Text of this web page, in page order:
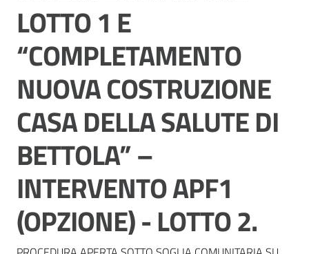
Strutture
territorio
Studiare
a
Piacenza
Costruiamo
Salute
LOTTO 1 E
“COMPLETAMENTO
NUOVA COSTRUZIONE
CASA DELLA SALUTE DI
BETTOLA” –
INTERVENTO APF1
(OPZIONE) - LOTTO 2.